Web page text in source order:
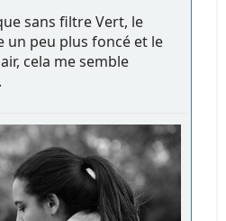
sans filtre Vert, le
un peu plus foncé et le
cela me semble